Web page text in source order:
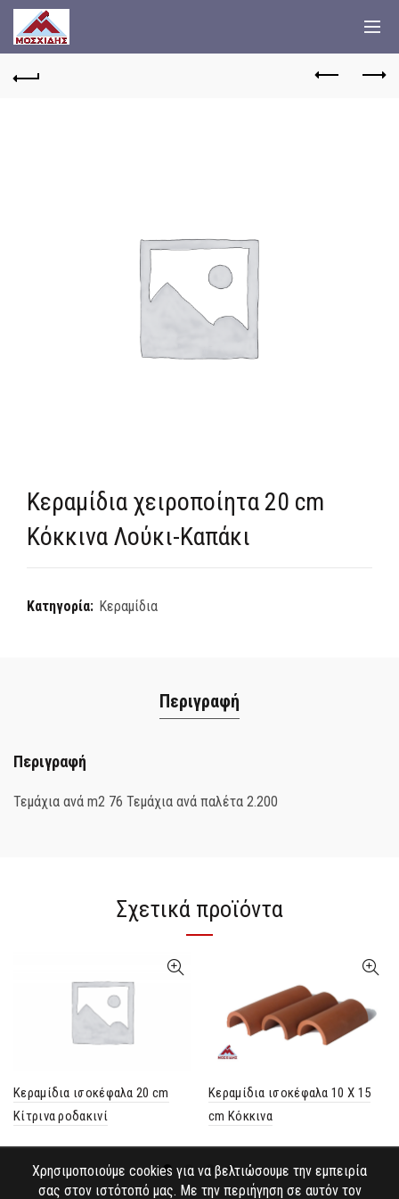
Κεραμίδια χειροποίητα 20 cm
Κόκκινα Λούκι-Καπάκι
Κατηγορία: Κεραμίδια
Περιγραφή
Περιγραφή
Τεμάχια ανά m2 76 Τεμάχια ανά παλέτα 2.200
Σχετικά προϊόντα
Κεραμίδια ισοκέφαλα 20 cm
Κίτρινα ροδακινί
Κεραμίδια ισοκέφαλα 10 Χ 15
cm Κόκκινα
Χρησιμοποιούμε cookies για να βελτιώσουμε την εμπειρία
σας στον ιστότοπό μας. Με την περιήγηση σε αυτόν τον